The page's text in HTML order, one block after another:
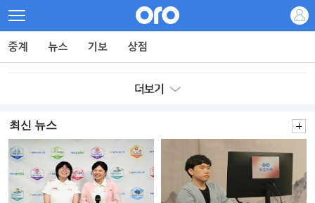
최신 뉴스